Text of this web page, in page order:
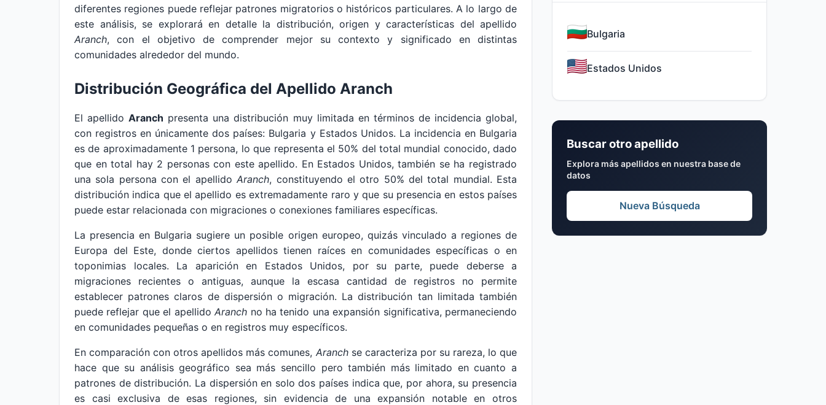
diferentes regiones puede reflejar patrones migratorios o históricos particulares. A lo largo de
este análisis, se explorará en detalle la distribución, origen y características del apellido
Aranch, con el objetivo de comprender mejor su contexto y significado en distintas
comunidades alrededor del mundo.
Distribución Geográfica del Apellido Aranch
El apellidoAranch presenta una distribución muy limitada en términos de incidencia global,
con registros en únicamente dos países: Bulgaria y Estados Unidos. La incidencia en Bulgaria
es de aproximadamente 1 persona, lo que representa el 50% del total mundial conocido, dado
que en total hay 2 personas con este apellido. En Estados Unidos, también se ha registrado
una sola persona con el apellidoAranch, constituyendo el otro 50% del total mundial. Esta
distribución indica que el apellido es extremadamente raro y que su presencia en estos países
puede estar relacionada con migraciones o conexiones familiares específicas.
La presencia en Bulgaria sugiere un posible origen europeo, quizás vinculado a regiones de
Europa del Este, donde ciertos apellidos tienen raíces en comunidades específicas o en
toponimias locales. La aparición en Estados Unidos, por su parte, puede deberse a
migraciones recientes o antiguas, aunque la escasa cantidad de registros no permite
establecer patrones claros de dispersión o migración. La distribución tan limitada también
puede reflejar que el apellidoAranch no ha tenido una expansión significativa, permaneciendo
en comunidades pequeñas o en registros muy específicos.
En comparación con otros apellidos más comunes, Aranchse caracteriza por su rareza, lo que
hace que su análisis geográfico sea más sencillo pero también más limitado en cuanto a
patrones de distribución. La dispersión en solo dos países indica que, por ahora, su presencia
es casi exclusiva de esas regiones, sin evidencia de una expansión notable en otros
Bulgaria
Estados Unidos
Buscar otro apellido
Explora más apellidos en nuestra base de
datos
Nueva Búsqueda